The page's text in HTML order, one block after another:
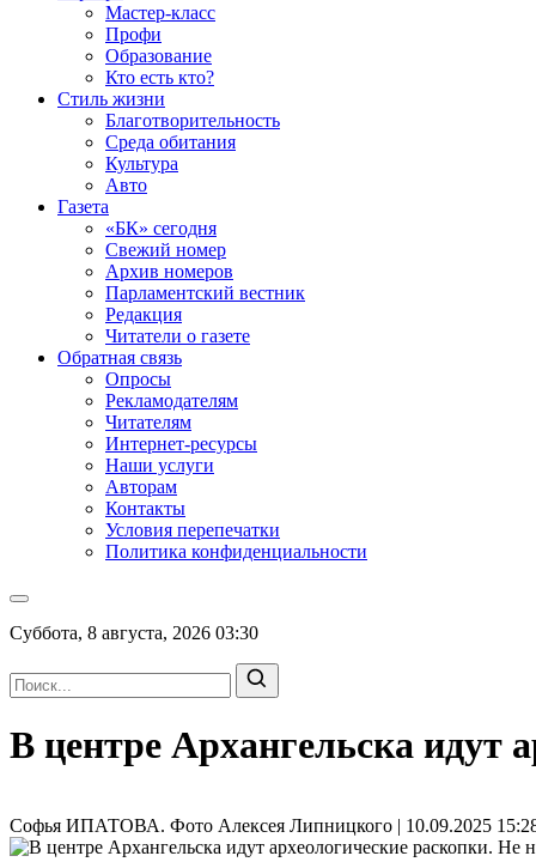
Мастер-класс
Профи
Образование
Кто есть кто?
Стиль жизни
Благотворительность
Среда обитания
Культура
Авто
Газета
«БК» сегодня
Свежий номер
Архив номеров
Парламентский вестник
Редакция
Читатели о газете
Обратная связь
Опросы
Рекламодателям
Читателям
Интернет-ресурсы
Наши услуги
Авторам
Контакты
Условия перепечатки
Политика конфиденциальности
Суббота, 8 августа, 2026 03:30
В центре Архангельска идут
Софья ИПАТОВА. Фото Алексея Липницкого | 10.09.2025